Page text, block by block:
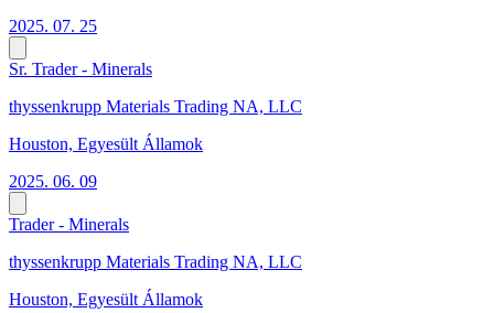
2025. 07. 25
Sr. Trader - Minerals
thyssenkrupp Materials Trading NA, LLC
Houston, Egyesült Államok
2025. 06. 09
Trader - Minerals
thyssenkrupp Materials Trading NA, LLC
Houston, Egyesült Államok